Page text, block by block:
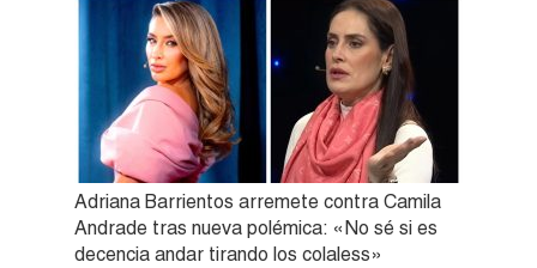
Adriana Barrientos arremete contra Camila
Andrade tras nueva polémica: «No sé si es
decencia andar tirando los colaless»